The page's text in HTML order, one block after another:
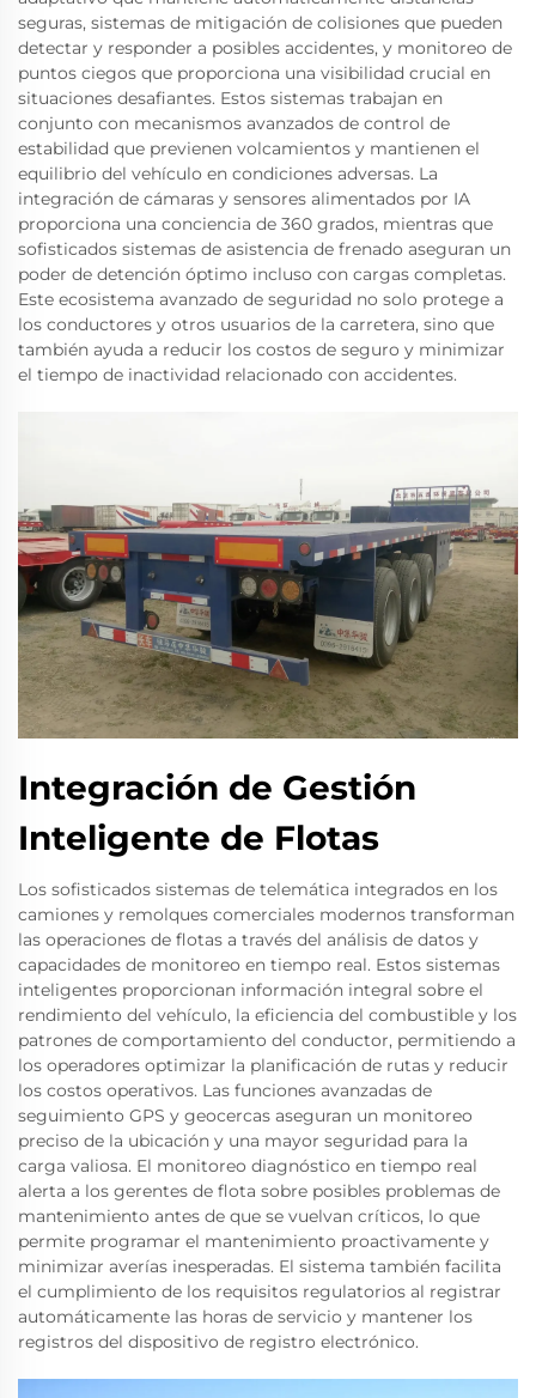
seguras, sistemas de mitigación de colisiones que pueden
detectar y responder a posibles accidentes, y monitoreo de
puntos ciegos que proporciona una visibilidad crucial en
situaciones desafiantes. Estos sistemas trabajan en
conjunto con mecanismos avanzados de control de
estabilidad que previenen volcamientos y mantienen el
equilibrio del vehículo en condiciones adversas. La
integración de cámaras y sensores alimentados por IA
proporciona una conciencia de 360 grados, mientras que
sofisticados sistemas de asistencia de frenado aseguran un
poder de detención óptimo incluso con cargas completas.
Este ecosistema avanzado de seguridad no solo protege a
los conductores y otros usuarios de la carretera, sino que
también ayuda a reducir los costos de seguro y minimizar
el tiempo de inactividad relacionado con accidentes.
Integración de Gestión
Inteligente de Flotas
Los sofisticados sistemas de telemática integrados en los
camiones y remolques comerciales modernos transforman
las operaciones de flotas a través del análisis de datos y
capacidades de monitoreo en tiempo real. Estos sistemas
inteligentes proporcionan información integral sobre el
rendimiento del vehículo, la eficiencia del combustible y los
patrones de comportamiento del conductor, permitiendo a
los operadores optimizar la planificación de rutas y reducir
los costos operativos. Las funciones avanzadas de
seguimiento GPS y geocercas aseguran un monitoreo
preciso de la ubicación y una mayor seguridad para la
carga valiosa. El monitoreo diagnóstico en tiempo real
alerta a los gerentes de flota sobre posibles problemas de
mantenimiento antes de que se vuelvan críticos, lo que
permite programar el mantenimiento proactivamente y
minimizar averías inesperadas. El sistema también facilita
el cumplimiento de los requisitos regulatorios al registrar
automáticamente las horas de servicio y mantener los
registros del dispositivo de registro electrónico.